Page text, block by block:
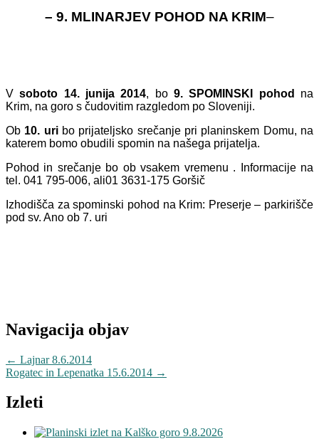
– 9. MLINARJEV POHOD NA KRIM–
Vsoboto 14. junija 2014, bo9. SPOMINSKI pohod na
Krim, na goro s čudo­vitim razgledom po Sloveniji.
Ob 10. uribo prijateljsko srečanje pri planinskem Domu, na
katerem bomo obudili spomin na našega prijatelja.
Pohod in srečanje bo ob vsakem vremenu . Informacije na
tel. 041 795-006, ali01 3631-175 Goršič
Izhodišča za spominski pohod na Krim: Preserje – parkirišče
pod sv. Ano ob 7. uri
Navigacija objav
← Lajnar 8.6.2014
Rogatec in Lepenatka 15.6.2014 →
Izleti